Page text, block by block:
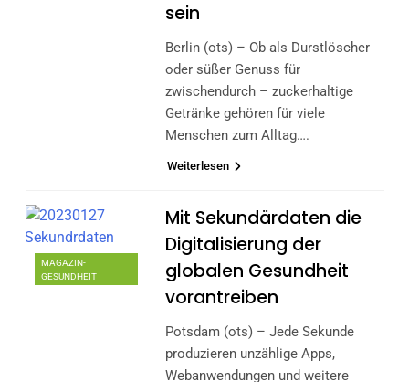
sein
Berlin (ots) – Ob als Durstlöscher
oder süßer Genuss für
zwischendurch – zuckerhaltige
Getränke gehören für viele
Menschen zum Alltag….
Weiterlesen
MAGAZIN-
GESUNDHEIT
Mit Sekundärdaten die
Digitalisierung der
globalen Gesundheit
vorantreiben
Potsdam (ots) – Jede Sekunde
produzieren unzählige Apps,
Webanwendungen und weitere